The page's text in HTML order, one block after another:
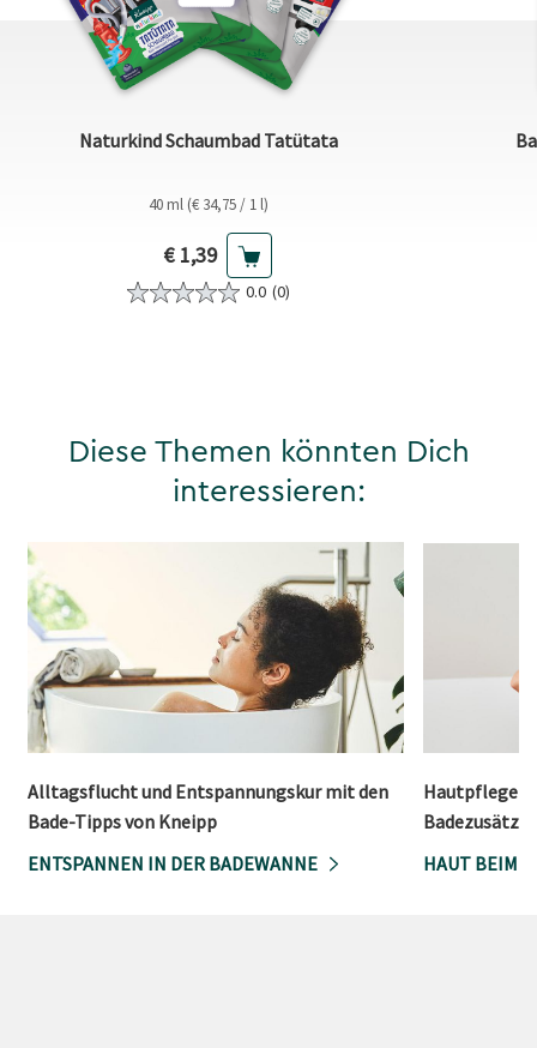
Naturkind Schaumbad Tatütata
40 ml (€ 34,75 / 1 l)
Aktueller Preis
€ 1,39
0.0 (0)
Diese Themen könnten Dich
interessieren:
Alltagsflucht und Entspannungskur mit den
Bade-Tipps von Kneipp
ENTSPANNEN IN DER BADEWANNE
Hautpflege
HAUT BEIM